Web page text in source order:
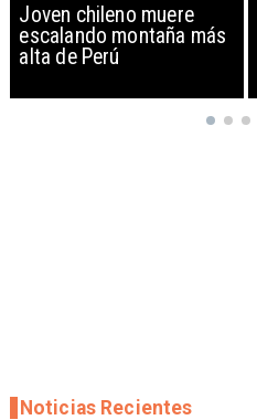
Brasil reduce contacto
diplomático con
Argentina por dichos de
Noticias Recientes